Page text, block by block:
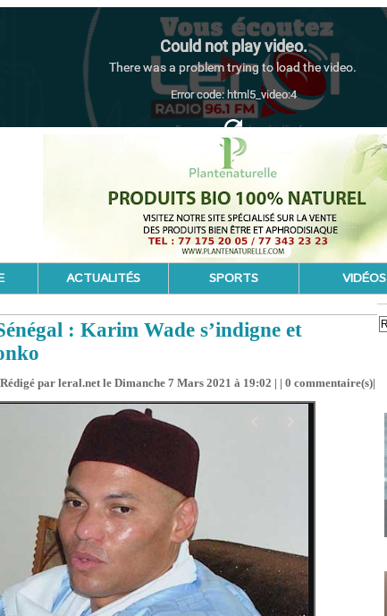
ACTUALITÉS SPORTS VIDÉOS
: Karim Wade s’indigne et
Rédigé par leral.net le Dimanche 7 Mars 2021 à 19:02 | | 0 commentaire(s)|